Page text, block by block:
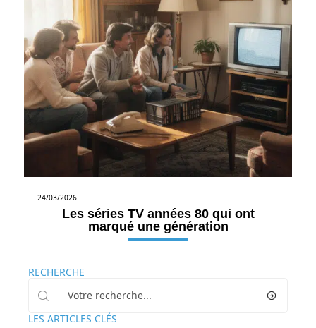
24/03/2026
Les séries TV années 80 qui ont
marqué une génération
RECHERCHE
LES ARTICLES CLÉS